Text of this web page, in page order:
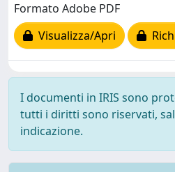
Formato Adobe PDF
Visualizza/Apri
I documenti in IRIS sono
tutti i diritti sono riservati,
indicazione.